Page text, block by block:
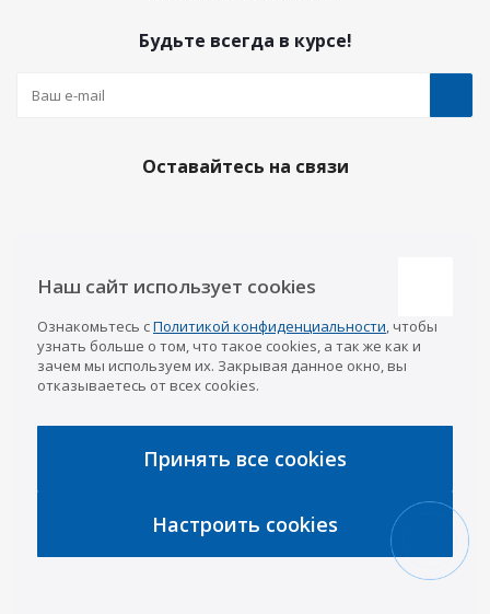
Будьте всегда в курсе!
Оставайтесь на связи
Наши контакты
Казань
8 (843) 207-03-08
Уфа
8 (347) 258-84-87
8 (8352) 38-88-37
Интернет-магазин
info@a-pricep.ru
Наш сайт использует cookies
Ознакомьтесь сПолитикой конфиденциальности, чтобы
узнать больше о том, что такое cookies, а так же как и
зачем мы используем их. Закрывая данное окно, вы
отказываетесь от всех cookies.
Принять все cookies
Настроить cookies